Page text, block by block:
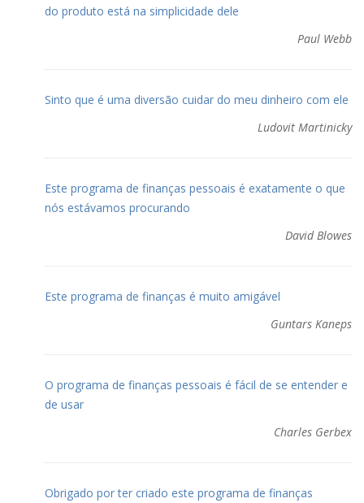
do produto está na simplicidade dele
Paul Webb
Sinto que é uma diversão cuidar do meu dinheiro com ele
Ludovit Martinicky
Este programa de finanças pessoais é exatamente o que
nós estávamos procurando
David Blowes
Este programa de finanças é muito amigável
Guntars Kaneps
O programa de finanças pessoais é fácil de se entender e
de usar
Charles Gerbex
Obrigado por ter criado este programa de finanças